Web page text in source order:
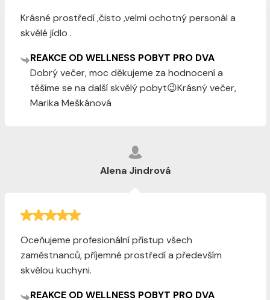
Krásné prostředí ,čisto ,velmi ochotný personál a
skvělé jídlo .
REAKCE OD WELLNESS POBYT PRO DVA
Dobrý večer, moc děkujeme za hodnocení a
těšíme se na další skvělý pobyt😉Krásný večer,
Marika Meškánová
Alena Jindrová
Oceňujeme profesionální přístup všech
zaměstnanců, příjemné prostředí a především
skvělou kuchyni.
REAKCE OD WELLNESS POBYT PRO DVA